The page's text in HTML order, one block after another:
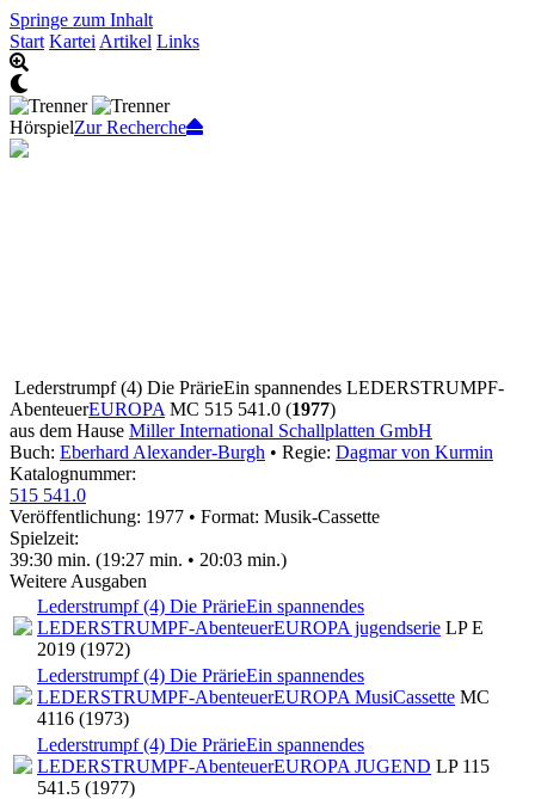
Springe zum Inhalt
Start Kartei Artikel Links
HörspielZur Recherche
Lederstrumpf (4) Die PrärieEin spannendes LEDERSTRUMPF-
AbenteuerEUROPA MC 515 541.0 (1977)
aus dem Hause Miller International Schallplatten GmbH
Buch: Eberhard Alexander-Burgh • Regie: Dagmar von Kurmin
Katalognummer:
515 541.0
Veröffentlichung: 1977 • Format: Musik-Cassette
Spielzeit:
39:30 min. (19:27 min. • 20:03 min.)
Weitere Ausgaben
Lederstrumpf (4) Die PrärieEin spannendes
LEDERSTRUMPF-AbenteuerEUROPA jugendserie LP E
2019 (1972)
Lederstrumpf (4) Die PrärieEin spannendes
LEDERSTRUMPF-AbenteuerEUROPA MusiCassette MC
4116 (1973)
Lederstrumpf (4) Die PrärieEin spannendes
LEDERSTRUMPF-AbenteuerEUROPA JUGEND LP 115
541.5 (1977)